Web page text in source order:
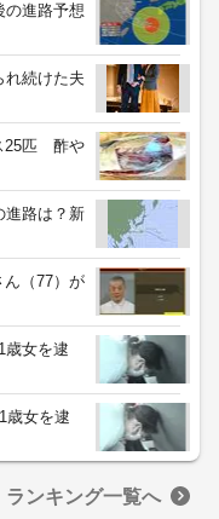
の進路予想
続けた夫
25匹 酢や
進路は？新
ん（77）が
歳女を逮
歳女を逮
ランキング一覧へ